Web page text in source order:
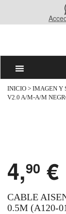
INICIO > IMAGEN Y
V2.0 A/M-A/M
4,90 €
CABLE
0.5M (A120-